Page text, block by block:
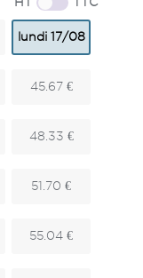
lundi 17/08
45.67 €
48.33 €
51.70 €
55.04 €